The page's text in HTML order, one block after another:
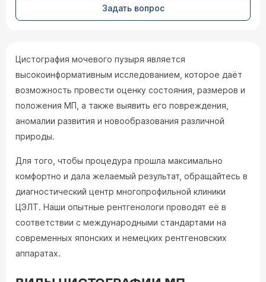
Задать вопрос
Цистография мочевого пузыря является
высокоинформативным исследованием, которое даёт
возможность провести оценку состояния, размеров и
положения МП, а также выявить его повреждения,
аномалии развития и новообразования различной
природы.
Для того, чтобы процедура прошла максимально
комфортно и дала желаемый результат, обращайтесь в
диагностический центр многопрофильной клиники
ЦЭЛТ. Наши опытные рентгенологи проводят её в
соответствии с международными стандартами на
современных японских и немецких рентгеновских
аппаратах.